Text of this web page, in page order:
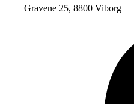
Gravene 25, 8800 Viborg